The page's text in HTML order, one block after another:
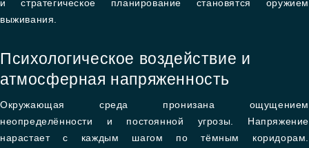
и стратегическое планирование становятся оружием
выживания.
Психологическое воздействие и
атмосферная напряженность
Окружающая среда пронизана ощущением
неопределённости и постоянной угрозы. Напряжение
нарастает с каждым шагом по тёмным коридорам.